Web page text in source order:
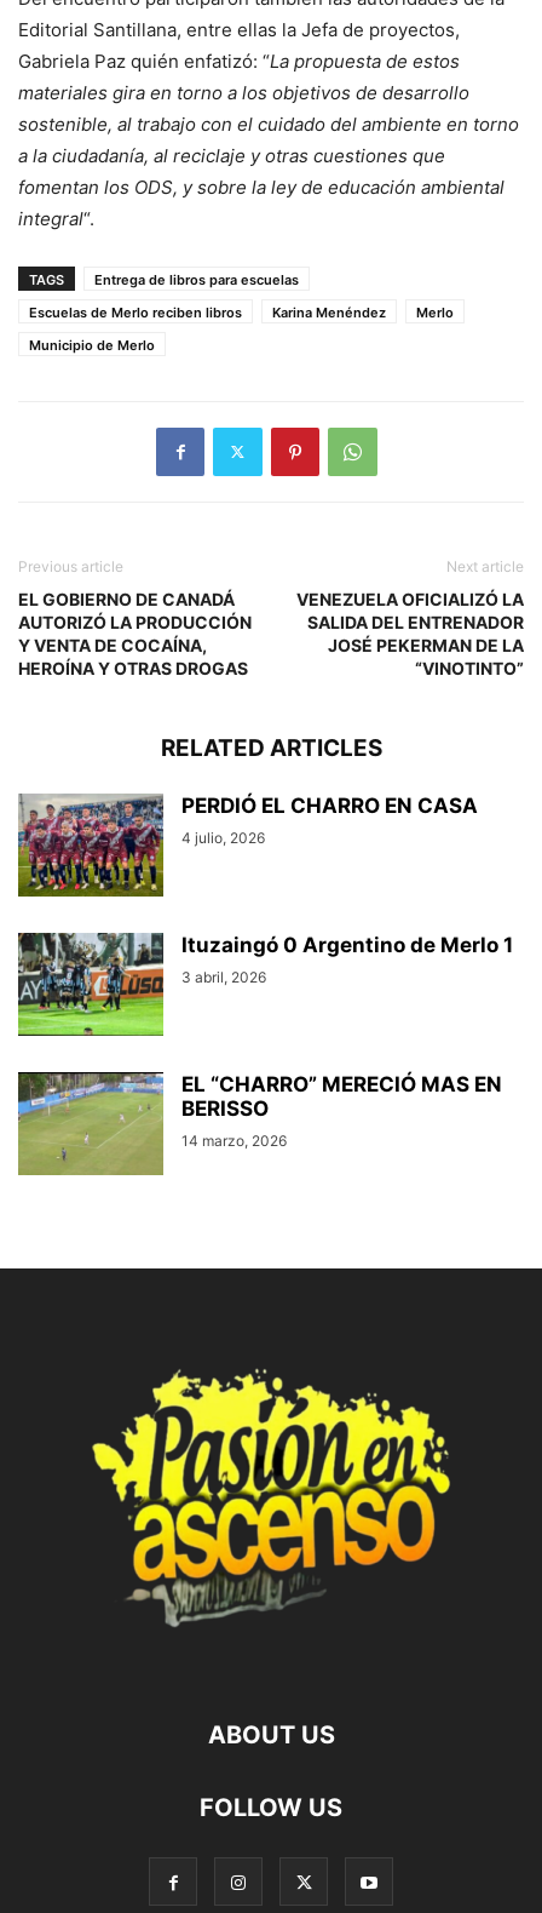
Editorial Santillana, entre ellas la Jefa de proyectos,
Gabriela Paz quién enfatizó: “La propuesta de estos
materiales gira en torno a los objetivos de desarrollo
sostenible, al trabajo con el cuidado del ambiente en torno
a la ciudadanía, al reciclaje y otras cuestiones que
fomentan los ODS, y sobre la ley de educación ambiental
integral“.
TAGS
Entrega de libros para escuelas
Escuelas de Merlo reciben libros
Karina Menéndez
Merlo
Municipio de Merlo
Previous article
EL GOBIERNO DE CANADÁ
AUTORIZÓ LA PRODUCCIÓN
Y VENTA DE COCAÍNA,
HEROÍNA Y OTRAS DROGAS
Next article
VENEZUELA OFICIALIZÓ LA
SALIDA DEL ENTRENADOR
JOSÉ PEKERMAN DE LA
“VINOTINTO”
RELATED ARTICLES
PERDIÓ EL CHARRO EN CASA
4 julio, 2026
Ituzaingó 0 Argentino de Merlo 1
3 abril, 2026
EL “CHARRO” MERECIÓ MAS EN
BERISSO
14 marzo, 2026
ABOUT US
FOLLOW US